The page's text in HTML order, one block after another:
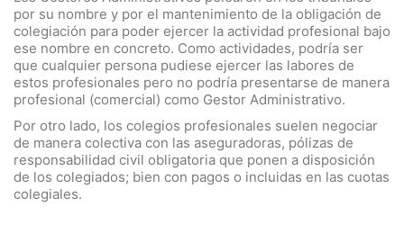
por su nombre y por el mantenimiento de la obligación de
colegiación para poder ejercer la actividad profesional bajo
ese nombre en concreto. Como actividades, podría ser
que cualquier persona pudiese ejercer las labores de
estos profesionales pero no podría presentarse de manera
profesional (comercial) como Gestor Administrativo.
Por otro lado, los colegios profesionales suelen negociar
de manera colectiva con las aseguradoras, pólizas de
responsabilidad civil obligatoria que ponen a disposición
de los colegiados; bien con pagos o incluidas en las cuotas
colegiales.